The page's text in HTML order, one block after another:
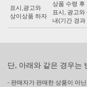
표시,광고와
상이상품 하자
상품 수령 후
표시, 광고와
내(기간 경
단, 아래와 같은 경우는
- 판매자가 판매한 상품이 아